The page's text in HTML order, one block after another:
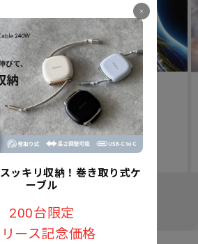
への取り組みについて
キリ収納！巻き取り式ケ
ーブル
200台限定
リース記念価格